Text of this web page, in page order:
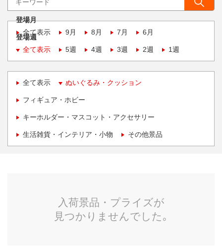
登場月
全て表示
9月 8月 7月 6月
登場週
全て表示
5週 4週 3週 2週 1週
全て表示 ぬいぐるみ・クッション
フィギュア・ホビー
キーホルダー・マスコット・アクセサリー
生活雑貨・インテリア・小物 その他景品